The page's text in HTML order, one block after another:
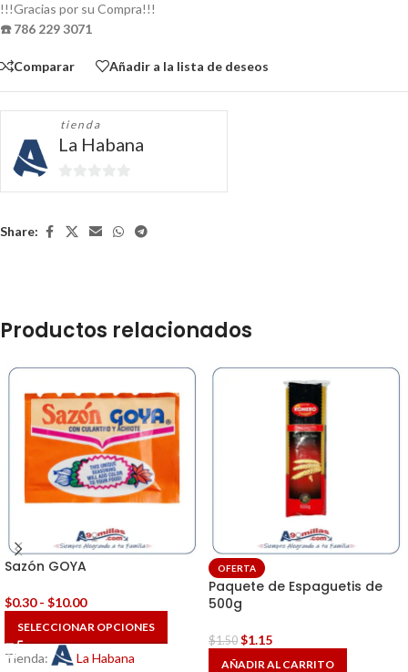
!!!Gracias por su Compra!!!
☎️ 786 229 3071
Comparar Añadir a la lista de deseos
tienda
La Habana
0
Share:
Productos relacionados
Sazón GOYA
$0.30 - $10.00
SELECCIONAR OPCIONES
Tienda: La Habana
OFERTA
Paquete de Espaguetis de
500g
$1.50 $1.15
AÑADIR AL CARRITO